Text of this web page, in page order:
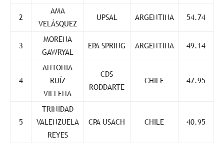
2
AMA
VELÁSQUEZ
UPSAL ARGENTINA 54.74
3
MORENA
GAWRYAL
EPA SPRING ARGENTINA 49.14
4
ANTONIA
RUÍZ
VILLENA
CDS
RODDARTE
CHILE 47.95
5
TRINIDAD
VALENZUELA
REYES
CPA USACH CHILE 40.95